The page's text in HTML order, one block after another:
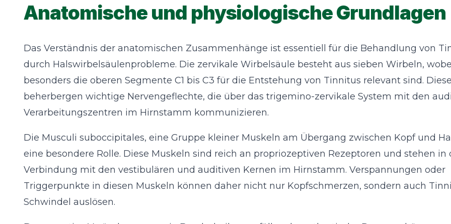
Anatomische und physiologische Grundlagen
Das Verständnis der anatomischen Zusammenhänge ist essentiell für die Behandlung von
durch Halswirbelsäulenprobleme. Die zervikale Wirbelsäule besteht aus sieben Wirbeln,
besonders die oberen Segmente C1 bis C3 für die Entstehung von Tinnitus relevant sind.
beherbergen wichtige Nervengeflechte, die über das trigemino-zervikale System mit den
Verarbeitungszentren im Hirnstamm kommunizieren.
Die Musculi suboccipitales, eine Gruppe kleiner Muskeln am Übergang zwischen Kopf und
eine besondere Rolle. Diese Muskeln sind reich an propriozeptiven Rezeptoren und stehen in
Verbindung mit den vestibulären und auditiven Kernen im Hirnstamm. Verspannungen oder
Triggerpunkte in diesen Muskeln können daher nicht nur Kopfschmerzen, sondern auch
Schwindel auslösen.